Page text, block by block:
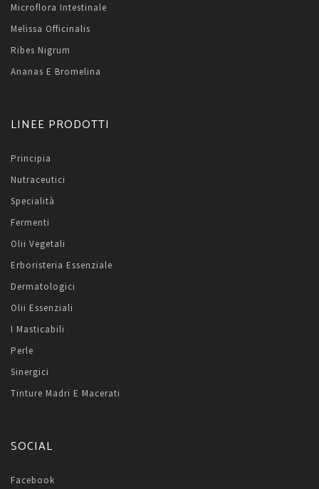
Microflora Intestinale
Melissa Officinalis
Ribes Nigrum
Ananas E Bromelina
LINEE PRODOTTI
Principia
Nutraceutici
Specialità
Fermenti
Olii Vegetali
Erboristeria Essenziale
Dermatologici
Olii Essenziali
I Masticabili
Perle
Sinergici
Tinture Madri E Macerati
SOCIAL
Facebook